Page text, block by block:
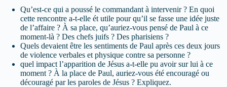
Qu’est-ce qui a poussé le commandant à intervenir ? En quoi
cette rencontre a-t-elle ét utile pour qu’il se fasse une idée juste
de l’affaire ? À sa place, qu’auriez-vous pensé de Paul à ce
moment-là ? Des chefs juifs ? Des pharisiens ?
Quels devaient être les sentiments de Paul après ces deux jours
de violence verbales et physique contre sa personne ?
quel impact l’apparition de Jésus a-t-elle pu avoir sur lui à ce
moment ? À la place de Paul, auriez-vous été encouragé ou
découragé par les paroles de Jésus ? Expliquez.